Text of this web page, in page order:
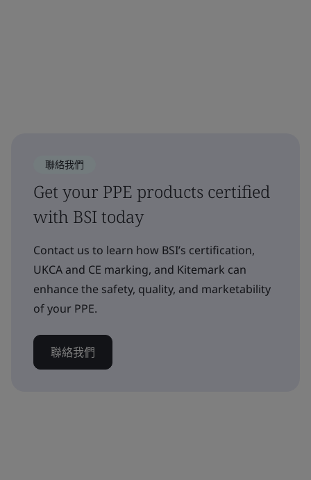
聯絡我們
Get your PPE products certified
with BSI today
Contact us to learn how BSI’s certification,
UKCA and CE marking, and Kitemark can
enhance the safety, quality, and marketability
of your PPE.
聯絡我們